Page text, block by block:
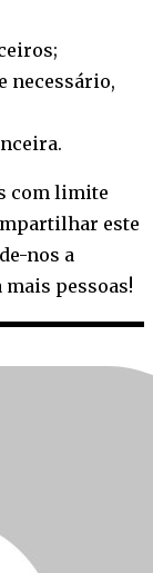
necessário,
com limite
este
nos a
pessoas!